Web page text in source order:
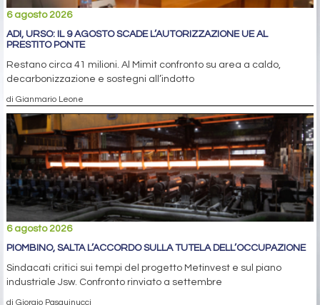
6 agosto 2026
ADI, URSO: IL 9 AGOSTO SCADE L’AUTORIZZAZIONE UE AL
PRESTITO PONTE
Restano circa 41 milioni. Al Mimit confronto su area a caldo,
decarbonizzazione e sostegni all’indotto
di Gianmario Leone
6 agosto 2026
PIOMBINO, SALTA L’ACCORDO SULLA TUTELA DELL’OCCUPAZIONE
Sindacati critici sui tempi del progetto Metinvest e sul piano
industriale Jsw. Confronto rinviato a settembre
di Giorgio Pasquinucci